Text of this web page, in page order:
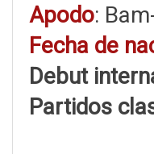
Apodo:
Fecha de
Debut
Partidos